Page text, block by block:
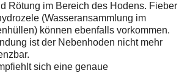
Rötung im Bereich des Hodens. Fieber
(Wasseransammlung im
können ebenfalls vorkommen.
ist der Nebenhoden nicht mehr
sich eine genaue